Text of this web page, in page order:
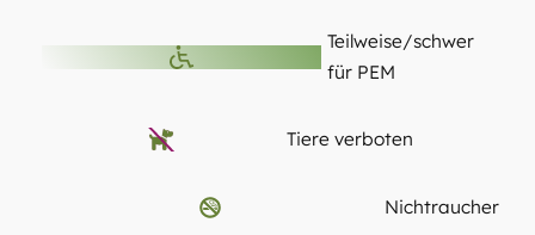
Teilweise/schwer
für PEM
Tiere verboten
Nichtraucher